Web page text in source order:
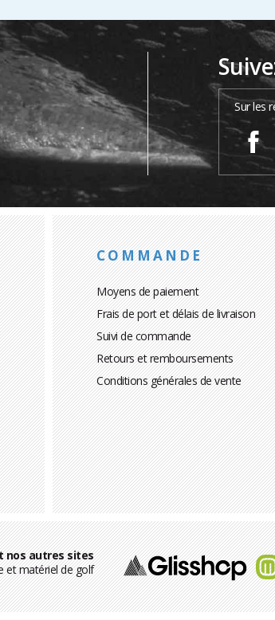
Sur les
COMMANDE
Moyens de paiement
Frais de port et délais de livraison
Suivi de commande
Retours et remboursements
Conditions générales de vente
nos autres sites
et matériel de golf